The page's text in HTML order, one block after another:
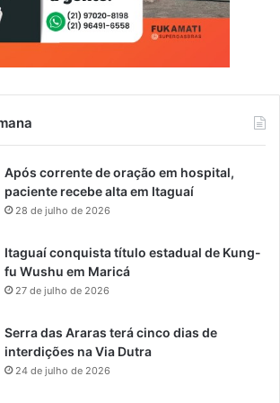
Após corrente de oração em hospital,
paciente recebe alta em Itaguaí
28 de julho de 2026
Itaguaí conquista título estadual de Kung-
fu Wushu em Maricá
27 de julho de 2026
Serra das Araras terá cinco dias de
interdições na Via Dutra
24 de julho de 2026